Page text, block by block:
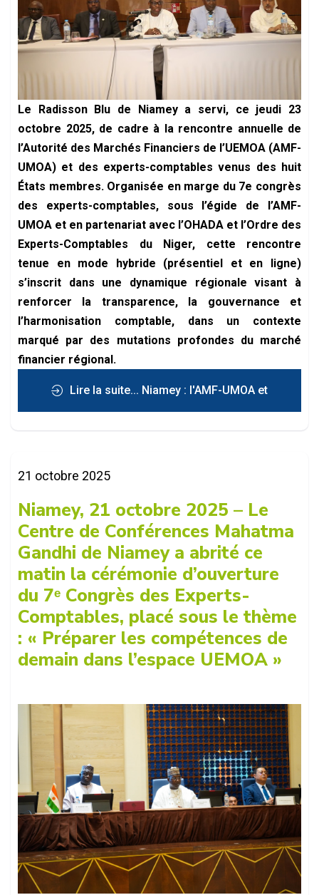
Le Radisson Blu de Niamey a servi, ce jeudi 23
octobre 2025, de cadre à la rencontre annuelle de
l’Autorité des Marchés Financiers de l’UEMOA (AMF-
UMOA) et des experts-comptables venus des huit
États membres. Organisée en marge du 7e congrès
des experts-comptables, sous l’égide de l’AMF-
UMOA et en partenariat avec l’OHADA et l’Ordre des
Experts-Comptables du Niger, cette rencontre
tenue en mode hybride (présentiel et en ligne)
s’inscrit dans une dynamique régionale visant à
renforcer la transparence, la gouvernance et
l’harmonisation comptable, dans un contexte
marqué par des mutations profondes du marché
financier régional.
Lire la suite... Niamey : l'AMF-UMOA et
les experts-comptables au cœur des
normes IFRS et de la finance durable
21 octobre 2025
Niamey, 21 octobre 2025 – Le
Centre de Conférences Mahatma
Gandhi de Niamey a abrité ce
matin la cérémonie d’ouverture
du 7ᵉ Congrès des Experts-
Comptables, placé sous le thème
: « Préparer les compétences de
demain dans l’espace UEMOA »